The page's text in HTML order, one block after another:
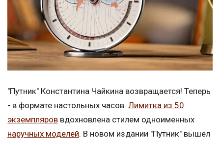
"Путник" Константина Чайкина возвращается! Теперь
- в формате настольных часов. Лимитка из 50
экземпляров вдохновлена стилем одноименных
наручных моделей. В новом издании "Путник" вышел